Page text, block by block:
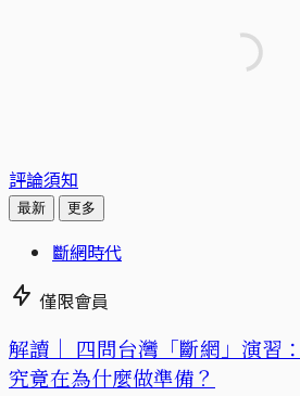
評論須知
最新 更多
斷網時代
僅限會員
解讀｜ 四問台灣「斷網」演習
究竟在為什麼做準備？